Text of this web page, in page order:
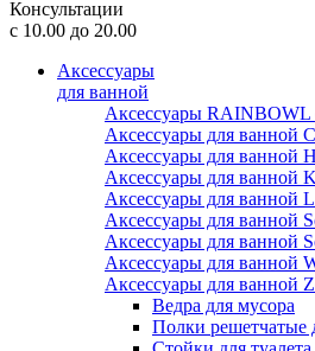
Консультации
с 10.00 до 20.00
Аксессуары
для ванной
Аксессуары RAINBOWL
Аксессуары для ванной
Аксессуары для ванной
Аксессуары для ванной
Аксессуары для ванной
Аксессуары для ванной
Аксессуары для ванной
Аксессуары для ванной
Аксессуары для ванной
Ведра для мусора
Полки решетчатые